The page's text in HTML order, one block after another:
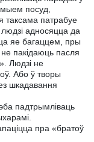
посуд,
таксама патрабуе
адносяцца да
яе багаццем, пры
пакідаюць пасля
Людзі не
Або ў творы
шкадавання
падтрымліваць
пра «братоў